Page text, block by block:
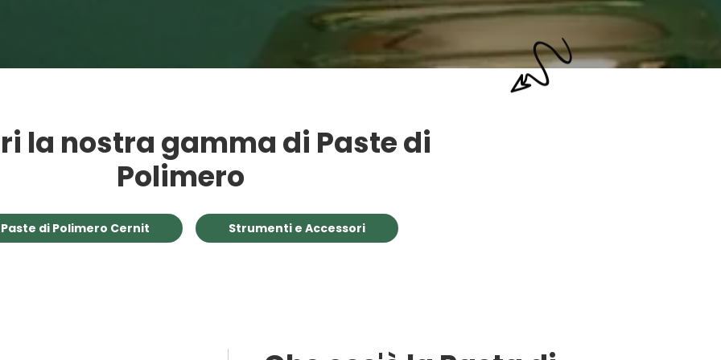
la nostra gamma di Paste di
Polimero
Paste di Polimero Cernit Strumenti e Accessori